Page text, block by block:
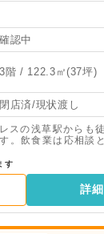
確認中
3階 / 122.3㎡(37坪)
閉店済/現状渡し
スの浅草駅からも
。飲食業は応相談
す
詳